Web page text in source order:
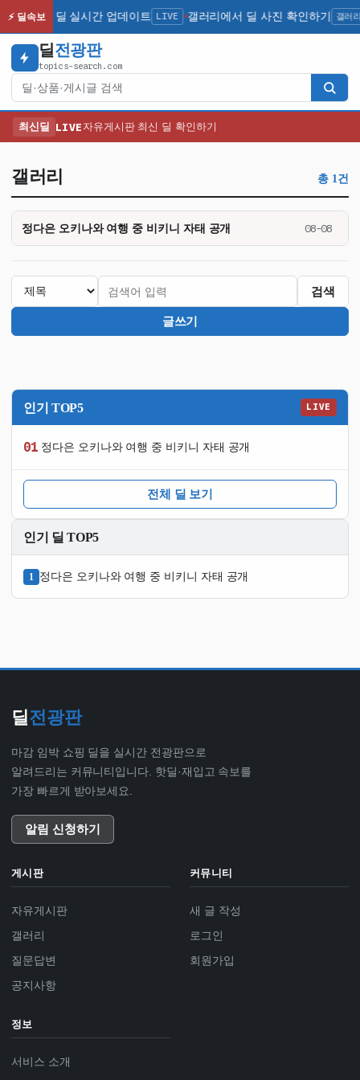
⚡ 딜속보
최신 인기 딜 실시간 업데이트 LIVE ●갤러리에서 딜 사진 확인하기 갤러리
딜 전광판
topics-search.com
검색
최신딜 LIVE 자유게시판 최신 딜 확인하기
갤러리 총 1건
정다은 오키나와 여행 중 비키니 자태 공개 08-08
검색
글쓰기
인기 TOP5 LIVE
01 정다은 오키나와 여행 중 비키니 자태 공개
전체 딜 보기
인기 딜 TOP5
1 정다은 오키나와 여행 중 비키니 자태 공개
딜전광판
마감 임박 쇼핑 딜을 실시간 전광판으로
알려드리는 커뮤니티입니다. 핫딜·재입고 속보를
가장 빠르게 받아보세요.
알림 신청하기
게시판
자유게시판
갤러리
질문답변
공지사항
커뮤니티
새 글 작성
로그인
회원가입
정보
서비스 소개